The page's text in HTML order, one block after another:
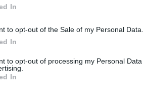
In
to opt-out of the Sale of my Personal Data.
In
to opt-out of processing my Personal Data
In